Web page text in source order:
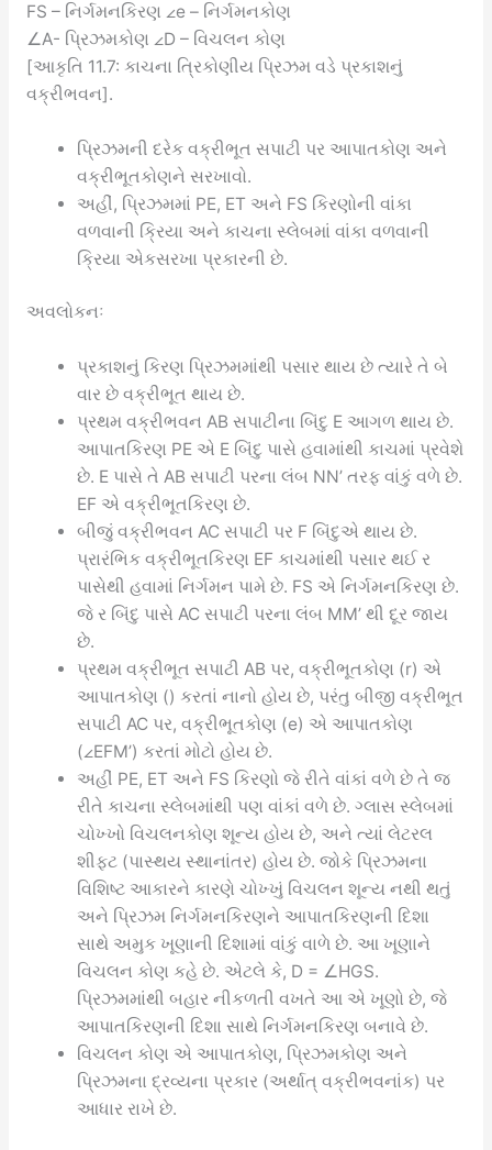
FS – નિર્ગમનકિરણ ∠e – નિર્ગમનકોણ
∠A- પ્રિઝમકોણ ∠D – વિચલન કોણ
[આકૃતિ 11.7: કાચના ત્રિકોણીય પ્રિઝમ વડે પ્રકાશનું
વક્રીભવન].
પ્રિઝમની દરેક વક્રીભૂત સપાટી પર આપાતકોણ અને
વક્રીભૂતકોણને સરખાવો.
અહીં, પ્રિઝમમાં PE, ET અને FS કિરણોની વાંકા
વળવાની ક્રિયા અને કાચના સ્લેબમાં વાંકા વળવાની
ક્રિયા એકસરખા પ્રકારની છે.
અવલોકનઃ
પ્રકાશનું કિરણ પ્રિઝમમાંથી પસાર થાય છે ત્યારે તે બે
વાર છે વક્રીભૂત થાય છે.
પ્રથમ વક્રીભવન AB સપાટીના બિંદુ E આગળ થાય છે.
આપાતકિરણ PE એ E બિંદુ પાસે હવામાંથી કાચમાં પ્રવેશે
છે. E પાસે તે AB સપાટી પરના લંબ NN’ તરફ વાંકું વળે છે.
EF એ વક્રીભૂતકિરણ છે.
બીજું વક્રીભવન AC સપાટી પર F બિંદુએ થાય છે.
પ્રારંભિક વક્રીભૂતકિરણ EF કાચમાંથી પસાર થઈ ર
પાસેથી હવામાં નિર્ગમન પામે છે. FS એ નિર્ગમનકિરણ છે.
જે ર બિંદુ પાસે AC સપાટી પરના લંબ MM’ થી દૂર જાય
છે.
પ્રથમ વક્રીભૂત સપાટી AB પર, વક્રીભૂતકોણ (r) એ
આપાતકોણ () કરતાં નાનો હોય છે, પરંતુ બીજી વક્રીભૂત
સપાટી AC પર, વક્રીભૂતકોણ (e) એ આપાતકોણ
(∠EFM’) કરતાં મોટો હોય છે.
અહીં PE, ET અને FS કિરણો જે રીતે વાંકાં વળે છે તે જ
રીતે કાચના સ્લેબમાંથી પણ વાંકાં વળે છે. ગ્લાસ સ્લેબમાં
ચોખ્ખો વિચલનકોણ શૂન્ય હોય છે, અને ત્યાં લેટરલ
શીફટ (પાસ્થય સ્થાનાંતર) હોય છે. જોકે પ્રિઝમના
વિશિષ્ટ આકારને કારણે ચોખ્ખું વિચલન શૂન્ય નથી થતું
અને પ્રિઝમ નિર્ગમનકિરણને આપાતકિરણની દિશા
સાથે અમુક ખૂણાની દિશામાં વાંકું વાળે છે. આ ખૂણાને
વિચલન કોણ કહે છે. એટલે કે, D = ∠HGS.
પ્રિઝમમાંથી બહાર નીકળતી વખતે આ એ ખૂણો છે, જે
આપાતકિરણની દિશા સાથે નિર્ગમનકિરણ બનાવે છે.
વિચલન કોણ એ આપાતકોણ, પ્રિઝમકોણ અને
પ્રિઝમના દ્રવ્યના પ્રકાર (અર્થાત્ વક્રીભવનાંક) પર
આધાર રાખે છે.